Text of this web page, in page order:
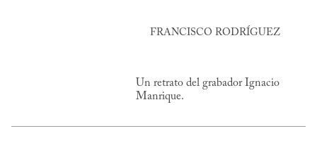
FRANCISCO RODRÍGUEZ
Un retrato del grabador Ignacio
Manrique.